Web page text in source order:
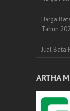
Harga
Tahun
Jual Bata
ARTHA